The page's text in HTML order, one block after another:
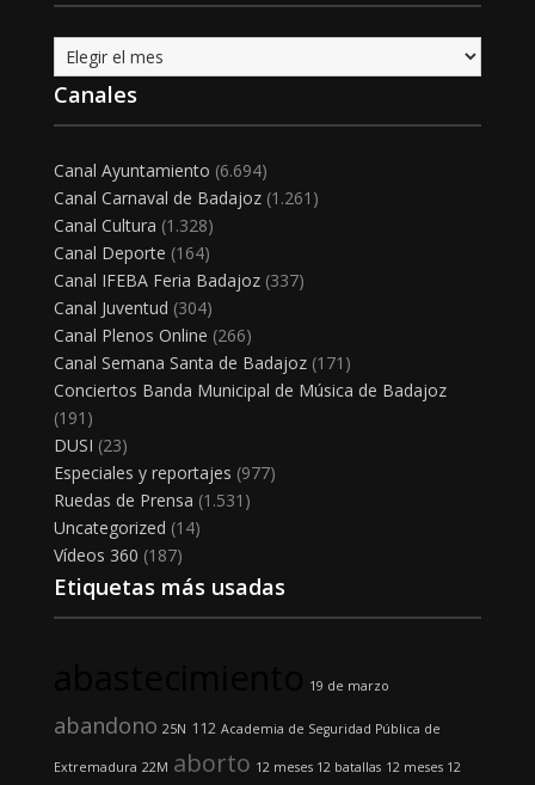
Archivo
Canales
Canal Ayuntamiento (6.694)
Canal Carnaval de Badajoz(1.261)
Canal Cultura (1.328)
Canal Deporte (164)
Canal IFEBA Feria Badajoz(337)
Canal Juventud (304)
Canal Plenos Online (266)
Canal Semana Santa de Badajoz(171)
Conciertos Banda Municipal de Música de Badajoz
(191)
DUSI (23)
Especiales y reportajes (977)
Ruedas de Prensa (1.531)
Uncategorized (14)
Vídeos 360 (187)
Etiquetas más usadas
19 de marzo
abandono 25N 112 Academia de Seguridad Pública de
Extremadura 22M aborto 12 meses 12 batallas 12 meses 12